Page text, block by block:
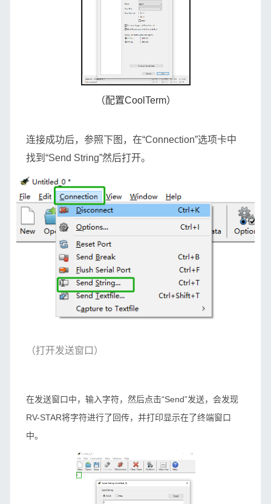
（配置CoolTerm）
连接成功后，参照下图，在“Connection”选项卡中
找到“Send String”然后打开。
（打开发送窗口）
在发送窗口中，输入字符，然后点击“Send”发送，会发现
RV-STAR将字符进行了回传，并打印显示在了终端窗口
中。